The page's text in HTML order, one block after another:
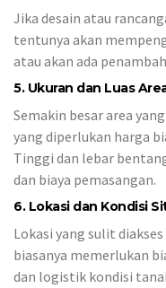
Jika desain atau
tentunya akan
atau akan ada
5. Ukuran dan Luas
Semakin besar area
yang diperlukan harga
Tinggi dan lebar
dan biaya pemasangan.
6. Lokasi dan Kondisi
Lokasi yang sulit
biasanya memerlukan
dan logistik kondisi